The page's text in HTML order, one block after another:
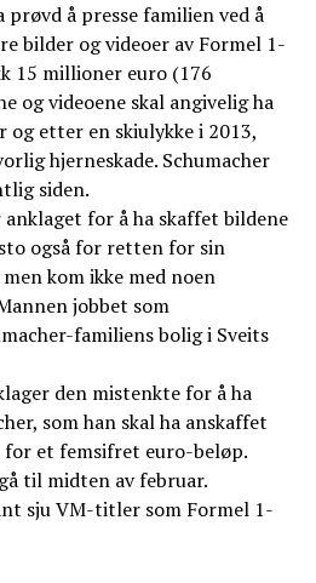
prøvd å presse familien ved å
bilder og videoer av Formel 1-
15 millioner euro (176
og videoene skal angivelig ha
etter en skiulykke i 2013,
hjerneskade. Schumacher
siden.
for å ha skaffet bildene
også for retten for sin
kom ikke med noen
jobbet som
familiens bolig i Sveits
den mistenkte for å ha
som han skal ha anskaffet
for et femsifret euro-beløp.
til midten av februar.
sju VM-titler som Formel 1-